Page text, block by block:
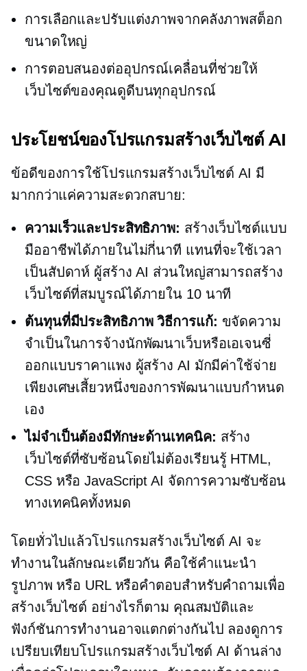
การเลือกและปรับแต่งภาพจากคลังภาพสต็อก
ขนาดใหญ่
การตอบสนองต่ออุปกรณ์เคลื่อนที่ช่วยให้
เว็บไซต์ของคุณดูดีบนทุกอุปกรณ์
ประโยชน์ของโปรแกรมสร้างเว็บไซต์ AI
ข้อดีของการใช้โปรแกรมสร้างเว็บไซต์ AI มี
มากกว่าแค่ความสะดวกสบาย:
ความเร็วและประสิทธิภาพ: สร้างเว็บไซต์แบบ
มืออาชีพได้ภายในไม่กี่นาที แทนที่จะใช้เวลา
เป็นสัปดาห์ ผู้สร้าง AI ส่วนใหญ่สามารถสร้าง
เว็บไซต์ที่สมบูรณ์ได้ภายใน 10 นาที
ต้นทุนที่มีประสิทธิภาพวิธีการแก้: ขจัดความ
จำเป็นในการจ้างนักพัฒนาเว็บหรือเอเจนซี่
ออกแบบราคาแพง ผู้สร้าง AI มักมีค่าใช้จ่าย
เพียงเศษเสี้ยวหนึ่งของการพัฒนาแบบกำหนด
เอง
ไม่จำเป็นต้องมีทักษะด้านเทคนิค: สร้าง
เว็บไซต์ที่ซับซ้อนโดยไม่ต้องเรียนรู้ HTML,
CSS หรือ JavaScript AI จัดการความซับซ้อน
ทางเทคนิคทั้งหมด
โดยทั่วไปแล้วโปรแกรมสร้างเว็บไซต์ AI จะ
ทำงานในลักษณะเดียวกัน คือใช้คำแนะนำ
รูปภาพ หรือ URL หรือคำตอบสำหรับคำถามเพื่อ
สร้างเว็บไซต์ อย่างไรก็ตาม คุณสมบัติและ
ฟังก์ชันการทำงานอาจแตกต่างกันไป ลองดูการ
เปรียบเทียบโปรแกรมสร้างเว็บไซต์ AI ด้านล่าง